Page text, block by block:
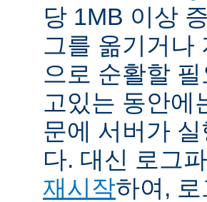
당 1MB 이상
그를 옮기거나
으로 순활할
고있는 동안에
문에 서버가
다. 대신 로그
재시작하여,